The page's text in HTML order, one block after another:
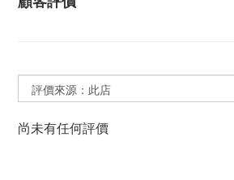
尚未有任何評價